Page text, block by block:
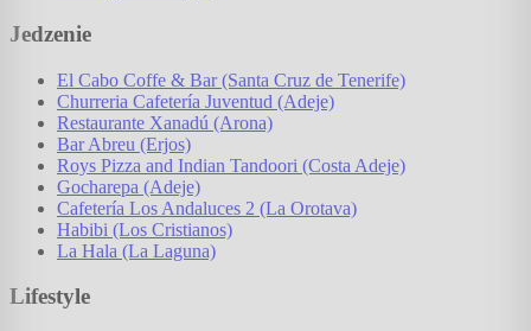
Jedzenie
El Cabo Coffe & Bar (Santa Cruz de Tenerife)
Churreria Cafetería Juventud (Adeje)
Restaurante Xanadú (Arona)
Bar Abreu (Erjos)
Roys Pizza and Indian Tandoori (Costa Adeje)
Gocharepa (Adeje)
Cafetería Los Andaluces 2 (La Orotava)
Habibi (Los Cristianos)
La Hala (La Laguna)
Lifestyle